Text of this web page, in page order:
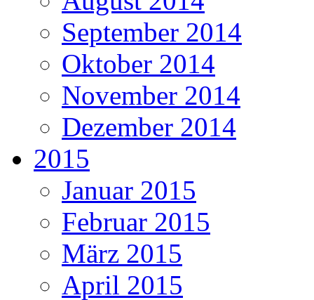
September 2014
Oktober 2014
November 2014
Dezember 2014
2015
Januar 2015
Februar 2015
März 2015
April 2015